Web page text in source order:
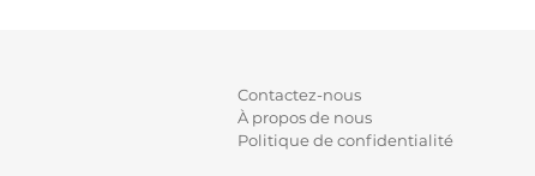
Contactez-nous
À propos de nous
Politique de confidentialité